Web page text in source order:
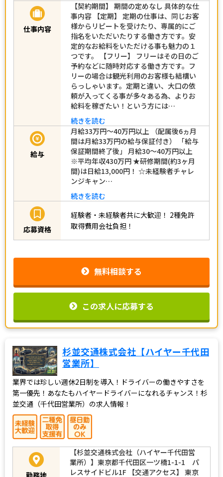
仕事内容
【契約期間】 期間の定めなし 具体的な仕
事内容 【定期】 定期の仕事は、同じお客
様からリピートを受けたり、専属的にご
指名をいただいたりする働き方です。安
定的なお給料をいただける事も魅力の１
つです。 【フリー】 フリーはその日のご
予約などに随時対応する働き方です。フ
リーの場合は観光利用のお客様も結構い
らっしゃいます。定期と違い、大口の依
頼が入ってくる事が多々ある為、よりお
給料を稼ぎたい！という方には…
続きを読む
給与
月給33万円～40万円以上 （配属後6ヵ月
間は月給33万円の給与保証付き） 「給与
保証期間終了後」 月給30～40万円以上
※平均年収430万円 ★研修期間(約3ヶ月
間)は日給13,000円！ ☆未経験者チャレ
ンジキャン…
続きを読む
応募資格
経験者・未経験者共に大歓迎！ 2種免許
取得費用会社負担！
無料相談する
この求人に応募する
杉並交通株式会社【ハイヤー千代田
営業所】
業界では珍しい週休2日制を導入！ドライバーの働きやすさを
第一優先！あなたもハイヤードライバーになれるチャンス！杉
並交通（千代田営業所）の求人情報！
勤務地
【杉並交通株式会社（ハイヤー千代田営
業所）】東京都千代田区一ツ橋1-1-1 パ
レスサイドビル1F 【交通アクセス】 東京